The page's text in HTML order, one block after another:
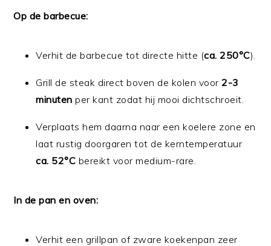
Op de barbecue:
Verhit de barbecue tot directe hitte (ca. 250°C).
Grill de steak direct boven de kolen voor2-3
minuten per kant zodat hij mooi dichtschroeit.
Verplaats hem daarna naar een koelere zone en
laat rustig doorgaren tot de kerntemperatuur
ca. 52°C bereikt voor medium-rare.
In de pan en oven:
Verhit een grillpan of zware koekenpan zeer